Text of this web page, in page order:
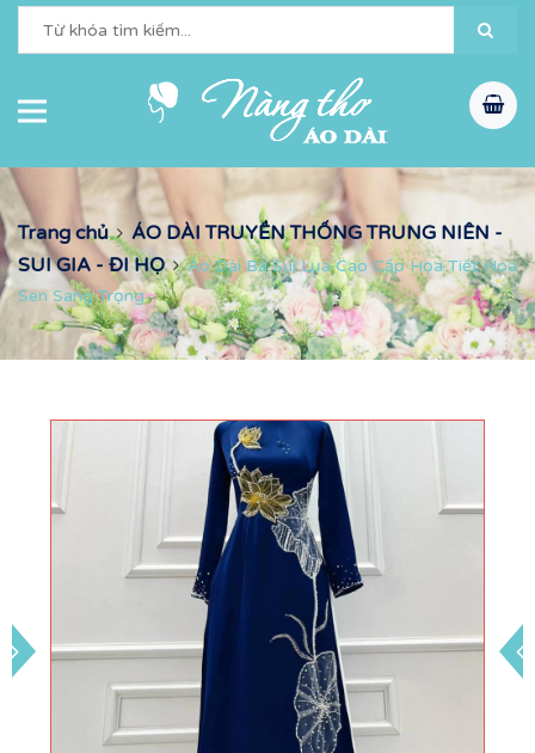
Trang chủ
ÁO DÀI TRUYỀN THỐNG TRUNG NIÊN -
SUI GIA - ĐI HỌ
Áo Dài Bà Sui Lụa Cao Cấp Họa Tiết Hoa
Sen Sang Trọng